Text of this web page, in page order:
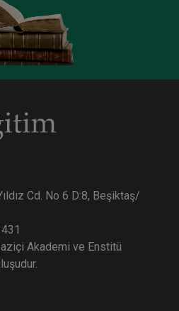
Cd. No 6 D:8, Beşiktaş/
Akademi ve Enstitü